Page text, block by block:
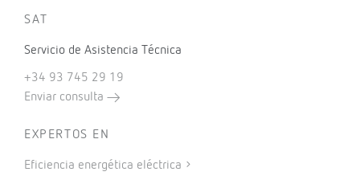
SAT
Servicio de Asistencia Técnica
+34 93 745 29 19
Enviar consulta
EXPERTOS EN
Eficiencia energética eléctrica